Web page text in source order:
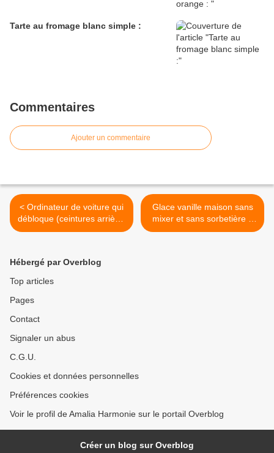
Tarte au fromage blanc simple :
Commentaires
Ajouter un commentaire
< Ordinateur de voiture qui
débloque (ceintures arrière)
:
Glace vanille maison sans
mixer et sans sorbetière à
la fourchette :) : >
Hébergé par Overblog
Top articles
Pages
Contact
Signaler un abus
C.G.U.
Cookies et données personnelles
Préférences cookies
Voir le profil de Amalia Harmonie sur le portail Overblog
Créer un blog sur Overblog